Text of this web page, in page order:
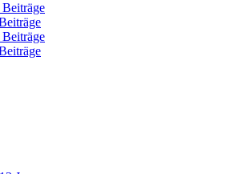
Beiträge
Beiträge